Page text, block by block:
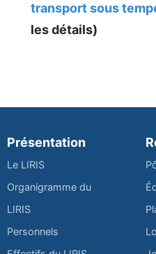
transport sous
les détails)
Présentation
Le LIRIS
Organigramme du
LIRIS
Personnels